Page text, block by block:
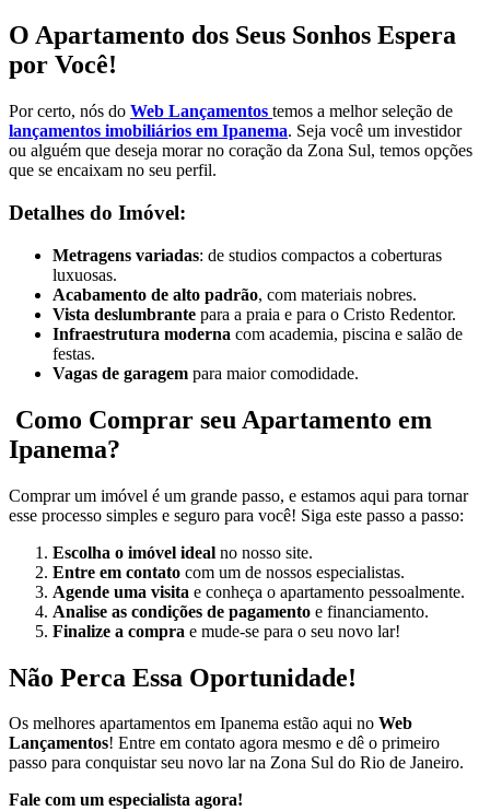
O Apartamento dos Seus Sonhos Espera
por Você!
Por certo, nós do Web Lançamentos temos a melhor seleção de
lançamentos imobiliários em Ipanema. Seja você um investidor
ou alguém que deseja morar no coração da Zona Sul, temos opções
que se encaixam no seu perfil.
Detalhes do Imóvel:
Metragens variadas: de studios compactos a coberturas
luxuosas.
Acabamento de alto padrão, com materiais nobres.
Vista deslumbrante para a praia e para o Cristo Redentor.
Infraestrutura moderna com academia, piscina e salão de
festas.
Vagas de garagem para maior comodidade.
Como Comprar seu Apartamento em
Ipanema?
Comprar um imóvel é um grande passo, e estamos aqui para tornar
esse processo simples e seguro para você! Siga este passo a passo:
Escolha o imóvel ideal no nosso site.
Entre em contato com um de nossos especialistas.
Agende uma visita e conheça o apartamento pessoalmente.
Analise as condições de pagamento e financiamento.
Finalize a compra e mude-se para o seu novo lar!
Não Perca Essa Oportunidade!
Os melhores apartamentos em Ipanema estão aqui no Web
Lançamentos! Entre em contato agora mesmo e dê o primeiro
passo para conquistar seu novo lar na Zona Sul do Rio de Janeiro.
Fale com um especialista agora!